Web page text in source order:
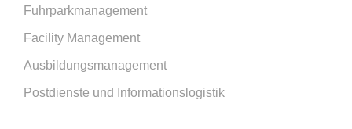
Fuhrparkmanagement
Facility Management
Ausbildungsmanagement
Postdienste und Informationslogistik